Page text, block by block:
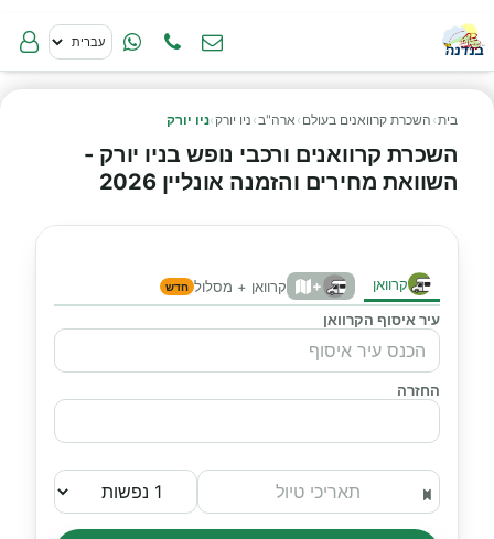
בית› השכרת קרוואנים בעולם › ארה"ב› ניו יורק›ניו יורק
השכרת קרוואנים ורכבי נופש בניו יורק -
השוואת מחירים והזמנה אונליין 2026
קרוואן + קרוואן + מסלול חדש
עיר איסוף הקרוואן
החזרה